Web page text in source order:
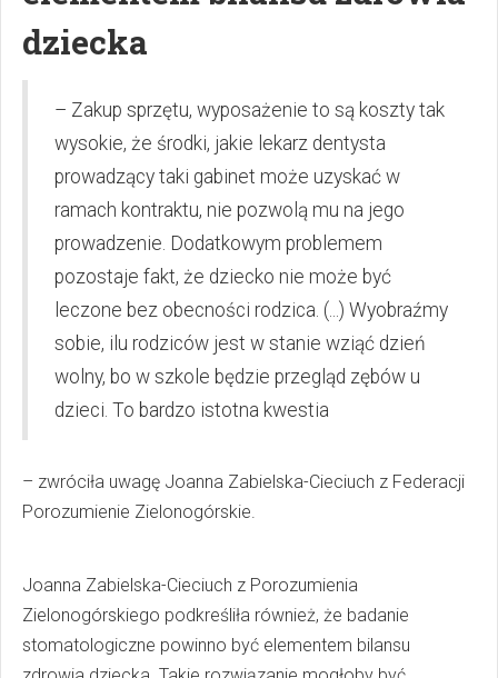
dziecka
– Zakup sprzętu, wyposażenie to są koszty tak
wysokie, że środki, jakie lekarz dentysta
prowadzący taki gabinet może uzyskać w
ramach kontraktu, nie pozwolą mu na jego
prowadzenie. Dodatkowym problemem
pozostaje fakt, że dziecko nie może być
leczone bez obecności rodzica. (...) Wyobraźmy
sobie, ilu rodziców jest w stanie wziąć dzień
wolny, bo w szkole będzie przegląd zębów u
dzieci. To bardzo istotna kwestia
– zwróciła uwagę Joanna Zabielska-Cieciuch z Federacji
Porozumienie Zielonogórskie.
Joanna Zabielska-Cieciuch z Porozumienia
Zielonogórskiego podkreśliła również, że badanie
stomatologiczne powinno być elementem bilansu